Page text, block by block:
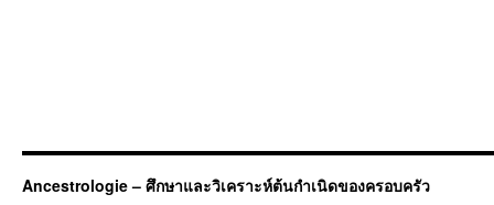
Ancestrologie – ศึกษาและวิเคราะห์ต้นกำเนิดของครอบครัว